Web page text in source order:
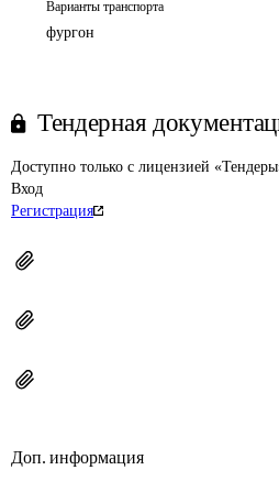
Варианты транспорта
фургон
Тендерная
Доступно только с лицензией
Вход
Регистрация
Доп. информация